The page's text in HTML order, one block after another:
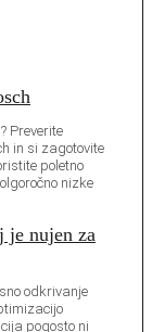
Preverite
in si zagotovite
poletno
nizke
je nujen za
odkrivanje
pogosto ni